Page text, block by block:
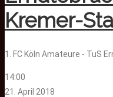
Kremer-
1. FC Köln Amateure - TuS
14:00
21. April 2018